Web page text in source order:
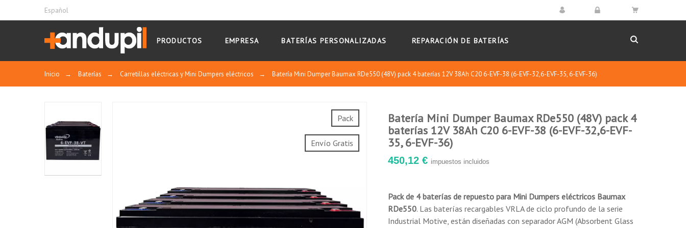
Español
PRODUCTOS EMPRESA BATERÍAS PERSONALIZADAS REPARACIÓN DE BATERÍAS
Inicio → Baterías → Carretillas eléctricas y Mini Dumpers eléctricos → Batería Mini Dumper Baumax RDe550 (48V) pack 4 baterías 12V 38Ah C20 6-EVF-38 (6-EVF-32,6-EVF-35, 6-EVF-36)
Pack
Envío Gratis
Batería Mini Dumper Baumax RDe550 (48V) pack 4
baterías 12V 38Ah C20 6-EVF-38 (6-EVF-32,6-EVF-
35, 6-EVF-36)
450,12 € impuestos incluidos
Pack de 4 baterías de repuesto para Mini Dumpers eléctricos Baumax
RDe550. Las baterías recargables VRLA de ciclo profundo de la serie
Industrial Motive, están diseñadas con separador AGM (Absorbent Glass
Tecnología de recombinación de gases: Batería VRLA sin mantenimiento, sin necesidad de añadir agua o ácido durante la aplicación.
Largo ciclo de vida: El ciclo de vida puede alcanzar 400~600 ciclos al 100% D.O.D. a 25°C
Alta capacidad: Diseño de estructura patentado con máxima tasa de utilización del material activo y la utilización del espacio interno de la batería, entre un
Alto rendimiento para descarga de grandes corrientes. Nueva estructura de la rejilla de placas de resistencia de la batería con excelente capacidad de
recuperación de la descarga profunda.
Buena resistencia a la corrosión. Patente exclusiva de aleación con material de tierras raras.
Alto rendimiento a baja temperatura. Con material conductor y agente de expansión criogénica de alta actividad a la placa, el producto tiene una gran
capacidad de aceptación a la baja temperatura.